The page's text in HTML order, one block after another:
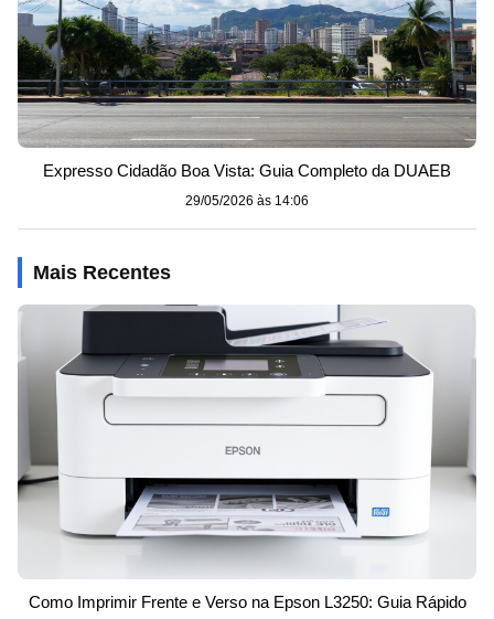
Expresso Cidadão Boa Vista: Guia Completo da DUAEB
29/05/2026 às 14:06
Mais Recentes
Como Imprimir Frente e Verso na Epson L3250: Guia Rápido